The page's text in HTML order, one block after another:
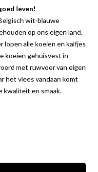
leven!
wit-blauwe
op ons eigen land.
lopen alle koeien en kalfjes
koeien gehuisvest in
met ruwvoer van eigen
het vlees vandaan komt
kwaliteit en smaak.